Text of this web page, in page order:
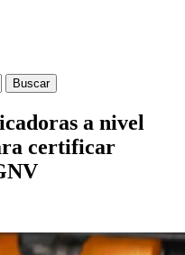
a nivel
certificar